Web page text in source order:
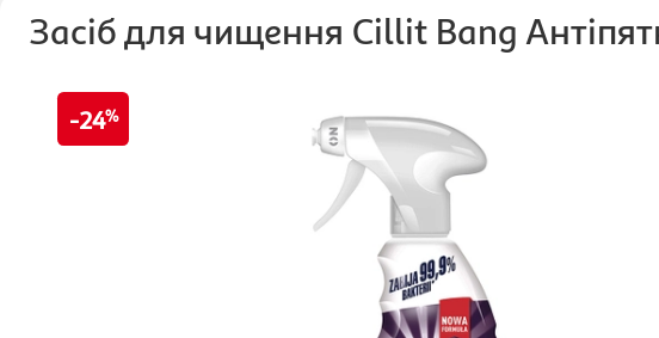
Засіб для чищення Cillit Bang
24